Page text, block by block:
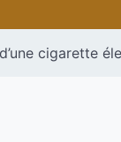
cigarette